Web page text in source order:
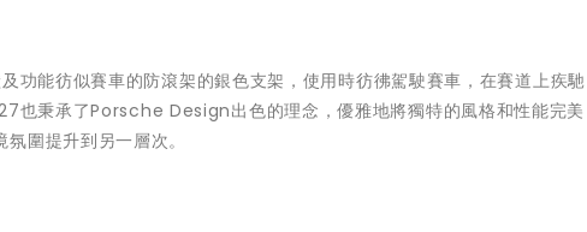
功能彷似賽車的防滾架的銀色支架，使用時彷彿駕駛賽車，在賽道上疾馳
也秉承了Porsche Design出色的理念，優雅地將獨特的風格和性能完美
圍提升到另一層次。